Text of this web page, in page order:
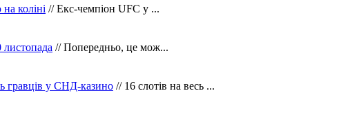
коліні // Екс-чемпіон UFC у ...
// Попередньо, це мож...
гравців у СНД-казино // 16 слотів на весь ...